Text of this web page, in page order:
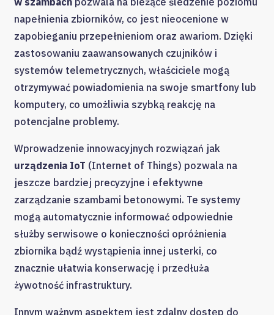
napełnienia zbiorników, co jest nieocenione w
zapobieganiu przepełnieniom oraz awariom. Dzięki
zastosowaniu zaawansowanych czujników i
systemów telemetrycznych, właściciele mogą
otrzymywać powiadomienia na swoje smartfony lub
komputery, co umożliwia szybką reakcję na
potencjalne problemy.
Wprowadzenie innowacyjnych rozwiązań jak
urządzenia IoT (Internet of Things) pozwala na
jeszcze bardziej precyzyjne i efektywne
zarządzanie szambami betonowymi. Te systemy
mogą automatycznie informować odpowiednie
służby serwisowe o konieczności opróżnienia
zbiornika bądź wystąpienia innej usterki, co
znacznie ułatwia konserwację i przedłuża
żywotność infrastruktury.
Innym ważnym aspektem jest zdalny dostęp do